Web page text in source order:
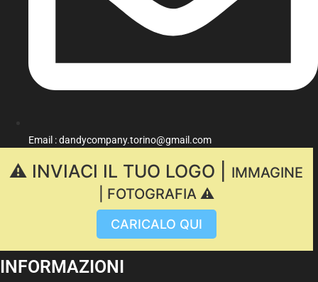
Email : dandycompany.torino@gmail.com
⚠️ INVIACI IL TUO LOGO |
IMMAGINE
| FOTOGRAFIA ⚠️
CARICALO QUI
INFORMAZIONI